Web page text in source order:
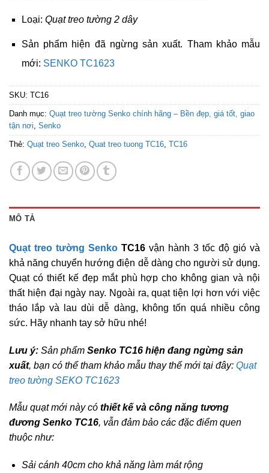
Loại: Quạt treo tường 2 dây
Sản phẩm hiện đã ngừng sản xuất. Tham khảo mẫu
mới: SENKO TC1623
SKU: TC16
Danh mục: Quạt treo tường Senko chính hãng – Bền đẹp, giá tốt, giao
tận nơi Senko
Thẻ: Quạt treo Senko Quat treo tuong TC16 TC16
MÔ TẢ
Quạt treo tường Senko TC16 vận hành 3 tốc độ gió và
khả năng chuyển hướng điện dễ dàng cho người sử dụng.
Quạt có thiết kế đẹp mắt phù hợp cho không gian và nội
thất hiện đại ngày nay. Ngoài ra, quạt tiện lợi hơn với việc
tháo lắp và lau dùi dễ dàng, không tốn quá nhiều công
sức. Hãy nhanh tay sở hữu nhé!
Lưu ý: Sản phẩm Senko TC16 hiện đang ngừng sản
xuất, bạn có thể tham khảo mẫu thay thế mới tại đây: Quạt
treo tường SEKO TC1623
Mẫu quạt mới này có thiết kế và công năng tương
đương Senko TC16, vẫn đảm bảo các đặc điểm quen
thuộc như:
Sải cánh 40cm cho khả năng làm mát rộng